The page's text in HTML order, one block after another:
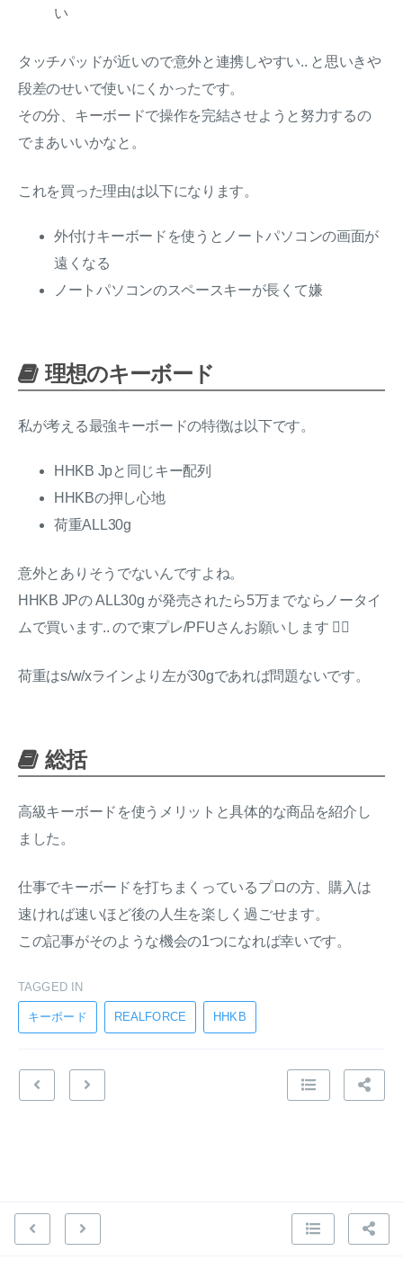
い
タッチパッドが近いので意外と連携しやすい.. と思いきや
段差のせいで使いにくかったです。
その分、キーボードで操作を完結させようと努力するの
でまあいいかなと。
これを買った理由は以下になります。
外付けキーボードを使うとノートパソコンの画面が
遠くなる
ノートパソコンのスペースキーが長くて嫌
理想のキーボード
私が考える最強キーボードの特徴は以下です。
HHKB Jpと同じキー配列
HHKBの押し心地
荷重ALL30g
意外とありそうでないんですよね。
HHKB JPの ALL30g が発売されたら5万までならノータイ
ムで買います.. ので東プレ/PFUさんお願いします 🙇‍♂️
荷重はs/w/xラインより左が30gであれば問題ないです。
総括
高級キーボードを使うメリットと具体的な商品を紹介し
ました。
仕事でキーボードを打ちまくっているプロの方、購入は
速ければ速いほど後の人生を楽しく過ごせます。
この記事がそのような機会の1つになれば幸いです。
TAGGED IN
キーボード REALFORCE HHKB
© 2022 Tadashi Aikawa. All Rights Reserved